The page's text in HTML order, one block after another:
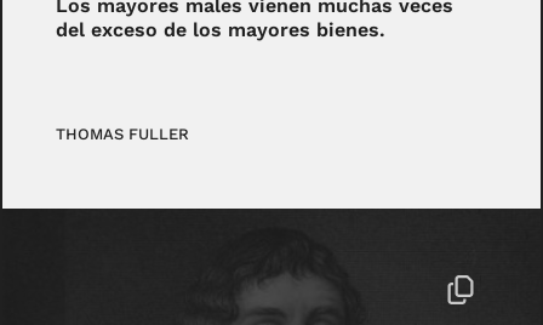
Los mayores males vienen muchas veces
del exceso de los mayores bienes.
THOMAS FULLER